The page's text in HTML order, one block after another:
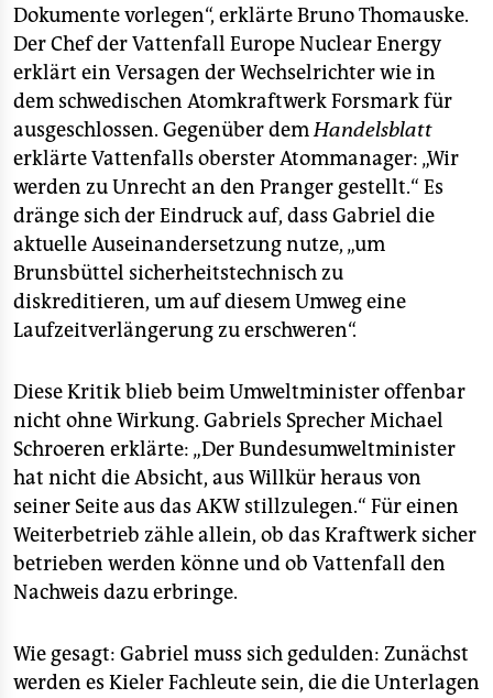
Dokumente vorlegen“, erklärte Bruno Thomauske.
Der Chef der Vattenfall Europe Nuclear Energy
erklärt ein Versagen der Wechselrichter wie in
dem schwedischen Atomkraftwerk Forsmark für
ausgeschlossen. Gegenüber demHandelsblatt
erklärte Vattenfalls oberster Atommanager: „Wir
werden zu Unrecht an den Pranger gestellt.“ Es
dränge sich der Eindruck auf, dass Gabriel die
aktuelle Auseinandersetzung nutze, „um
Brunsbüttel sicherheitstechnisch zu
diskreditieren, um auf diesem Umweg eine
Laufzeitverlängerung zu erschweren“.
Diese Kritik blieb beim Umweltminister offenbar
nicht ohne Wirkung. Gabriels Sprecher Michael
Schroeren erklärte: „Der Bundesumweltminister
hat nicht die Absicht, aus Willkür heraus von
seiner Seite aus das AKW stillzulegen.“ Für einen
Weiterbetrieb zähle allein, ob das Kraftwerk sicher
betrieben werden könne und ob Vattenfall den
Nachweis dazu erbringe.
Wie gesagt: Gabriel muss sich gedulden: Zunächst
werden es Kieler Fachleute sein, die die Unterlagen